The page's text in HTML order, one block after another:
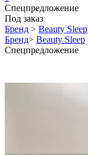
Спецпредложение
Под заказ
Бренд > Beauty Sleep
Бренд> Beauty Sleep
Спецпредложение